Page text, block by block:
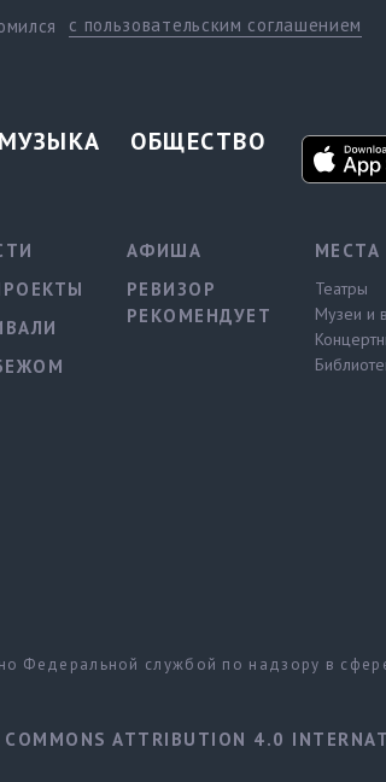
с пользовательским соглашением
МУЗЫКА ОБЩЕСТВО
АФИША
РЕВИЗОР
РЕКОМЕНДУЕТ
МЕСТА
Театры
Музеи и
Федеральной службой по надзору в
COMMONS ATTRIBUTION 4.0